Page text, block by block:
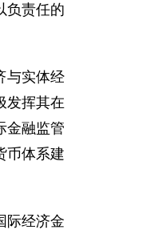
负责任的
与实体经
发挥其在
金融监管
币体系建
际经济金